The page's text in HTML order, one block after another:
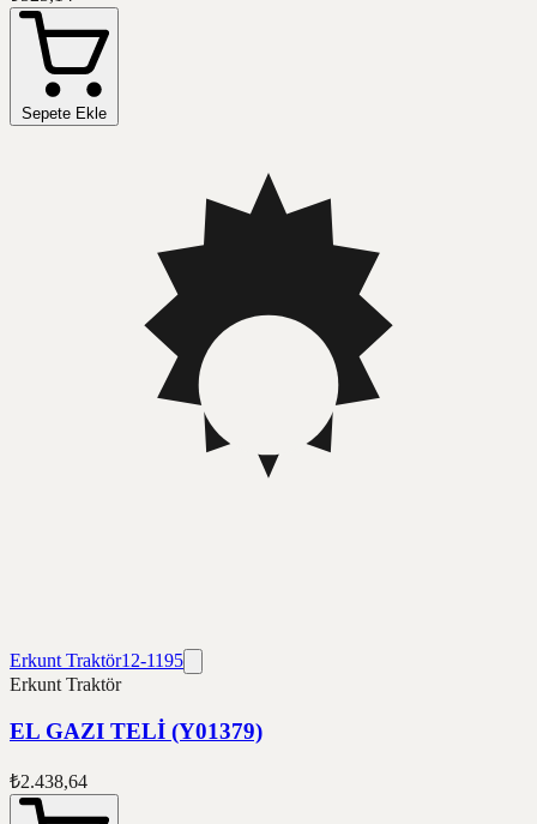
Sepete Ekle
Erkunt Traktör12-1195
Erkunt Traktör
EL GAZI TELİ (Y01379)
₺2.438,64